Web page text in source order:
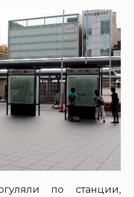
по станции,